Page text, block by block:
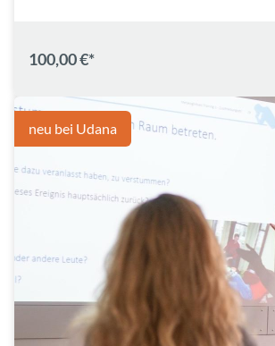
100,00 €*
neu bei Udana